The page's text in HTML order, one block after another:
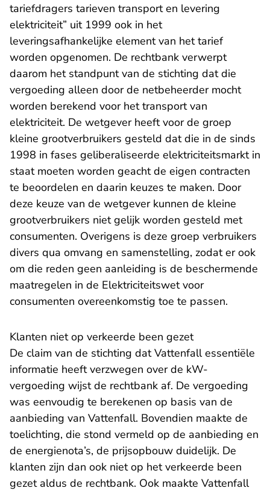
tariefdragers tarieven transport en levering
elektriciteit” uit 1999 ook in het
leveringsafhankelijke element van het tarief
worden opgenomen. De rechtbank verwerpt
daarom het standpunt van de stichting dat die
vergoeding alleen door de netbeheerder mocht
worden berekend voor het transport van
elektriciteit. De wetgever heeft voor de groep
kleine grootverbruikers gesteld dat die in de sinds
1998 in fases geliberaliseerde elektriciteitsmarkt in
staat moeten worden geacht de eigen contracten
te beoordelen en daarin keuzes te maken. Door
deze keuze van de wetgever kunnen de kleine
grootverbruikers niet gelijk worden gesteld met
consumenten. Overigens is deze groep verbruikers
divers qua omvang en samenstelling, zodat er ook
om die reden geen aanleiding is de beschermende
maatregelen in de Elektriciteitswet voor
consumenten overeenkomstig toe te passen.
Klanten niet op verkeerde been gezet
De claim van de stichting dat Vattenfall essentiële
informatie heeft verzwegen over de kW-
vergoeding wijst de rechtbank af. De vergoeding
was eenvoudig te berekenen op basis van de
aanbieding van Vattenfall. Bovendien maakte de
toelichting, die stond vermeld op de aanbieding en
de energienota’s, de prijsopbouw duidelijk. De
klanten zijn dan ook niet op het verkeerde been
gezet aldus de rechtbank. Ook maakte Vattenfall